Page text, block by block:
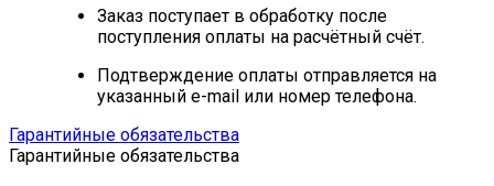
Заказ поступает в обработку после
поступления оплаты на расчётный счёт.
Подтверждение оплаты отправляется на
указанный e-mail или номер телефона.
Гарантийные обязательства
Гарантийные обязательства